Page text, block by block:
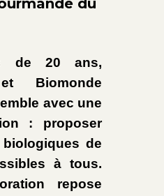
du
de 20 ans,
Biomonde
avec une
: proposer
de
à tous.
repose